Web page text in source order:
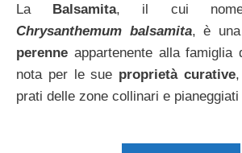
La Balsamita, il cui nome
Chrysanthemum balsamita, è una
perenne appartenente alla famiglia
nota per le sue proprietà curative,
prati delle zone collinari e